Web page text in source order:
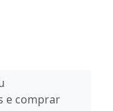
e comprar